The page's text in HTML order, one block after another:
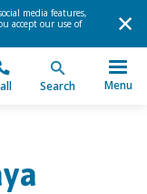
media features,
accept our use of
Search Menu